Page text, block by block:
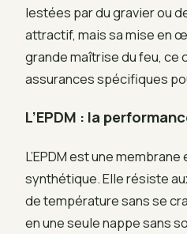
lestées par du gravier ou
attractif, mais sa mise en
grande maîtrise du feu, ce
assurances spécifiques
L’EPDM : la
L’EPDM est une
synthétique. Elle résiste
de température sans se
en une seule nappe sans